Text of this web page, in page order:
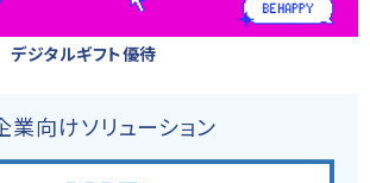
ジタルギフト優待
業向けソリューション